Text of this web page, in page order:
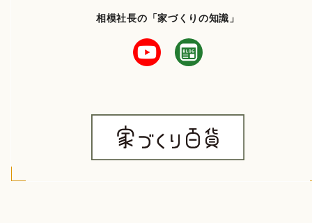
相模社長の「家づくりの知識」